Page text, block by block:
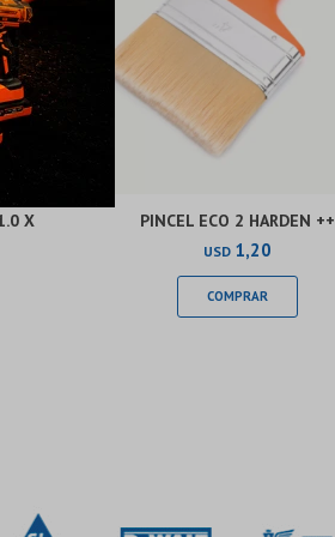
X PINCEL ECO 2 HARDEN ++
USD 1,20